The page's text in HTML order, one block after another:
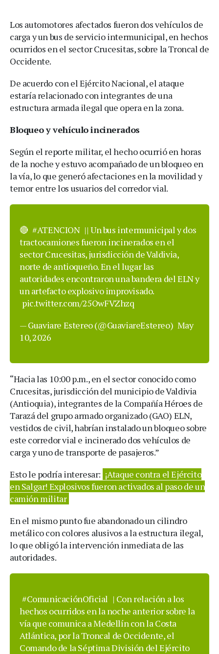
Los automotores afectados fueron dos vehículos de
carga y un bus de servicio intermunicipal, en hechos
ocurridos en el sector Crucesitas, sobre la Troncal de
Occidente.
De acuerdo con el Ejército Nacional, el ataque
estaría relacionado con integrantes de una
estructura armada ilegal que opera en la zona.
Bloqueo y vehículo incinerados
Según el reporte militar, el hecho ocurrió en horas
de la noche y estuvo acompañado de un bloqueo en
la vía, lo que generó afectaciones en la movilidad y
temor entre los usuarios del corredor vial.
🔴 #ATENCION || Un bus intermunicipal y dos
tractocamiones fueron incinerados en el
sector Crucesitas, jurisdicción de Valdivia,
norte de antioqueño. En el lugar las
autoridades encontraron una bandera del ELN y
un artefacto explosivo improvisado.
pic.twitter.com/25OwFVZhzq
— Guaviare Estereo (@GuaviareEstereo) May
10, 2026
“Hacia las 10:00 p.m., en el sector conocido como
Crucesitas, jurisdicción del municipio de Valdivia
(Antioquia), integrantes de la Compañía Héroes de
Tarazá del grupo armado organizado (GAO) ELN,
vestidos de civil, habrían instalado un bloqueo sobre
este corredor vial e incinerado dos vehículos de
carga y uno de transporte de pasajeros.”
Esto le podría interesar: ¡Ataque contra el Ejército
en Salgar! Explosivos fueron activados al paso de un
camión militar
En el mismo punto fue abandonado un cilindro
metálico con colores alusivos a la estructura ilegal,
lo que obligó la intervención inmediata de las
autoridades.
#ComunicaciónOficial | Con relación a los
hechos ocurridos en la noche anterior sobre la
vía que comunica a Medellín con la Costa
Atlántica, por la Troncal de Occidente, el
Comando de la Séptima División del Ejército